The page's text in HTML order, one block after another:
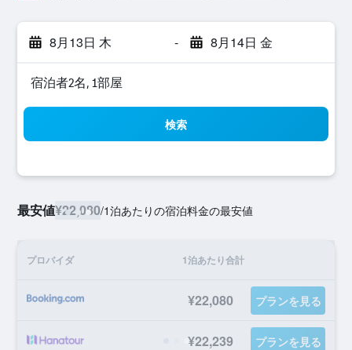
8月13日 木 - 8月14日 金
宿泊者2名, 1​部屋
検索
最安値¥22,080/1泊あたりの宿泊料金の最安値
プロバイダ 1泊あたり合計
¥22,080 プランを見る
¥22,239 プランを見る